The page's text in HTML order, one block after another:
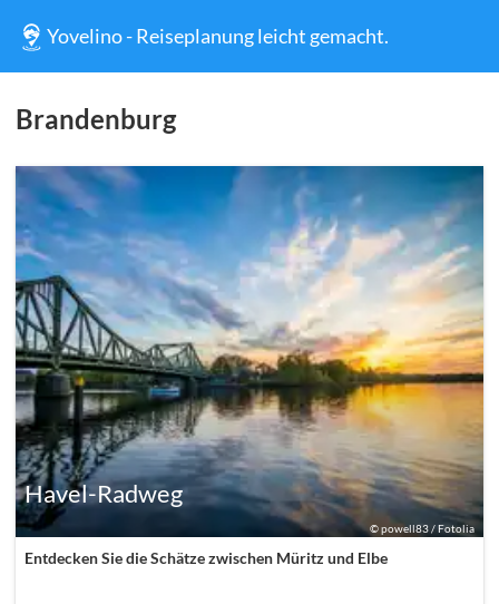
Yovelino - Reiseplanung leicht gemacht.
Brandenburg
©powell83 / Fotolia
Havel-Radweg
Entdecken Sie die Schätze zwischen Müritz und Elbe